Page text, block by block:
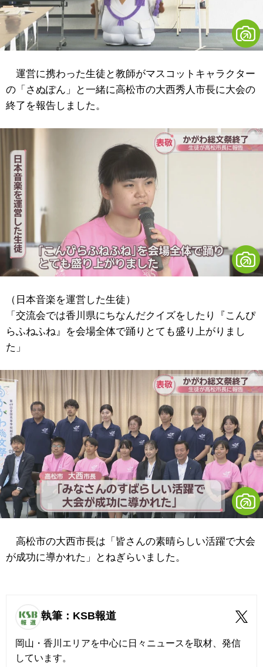
運営に携わった生徒と教師がマスコットキャラクター
の「さぬぽん」と一緒に高松市の大西秀人市長に大会の
終了を報告しました。
（日本音楽を運営した生徒）
「交流会では香川県にちなんだクイズをしたり『こんぴ
らふねふね』を会場全体で踊りとても盛り上がりまし
た」
高松市の大西市長は「皆さんの素晴らしい活躍で大会
が成功に導かれた」とねぎらいました。
執筆：KSB報道
岡山・香川エリアを中心に日々ニュースを取材、発信
しています。